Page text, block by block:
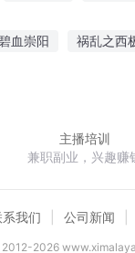
血崇阳 祸乱之西
主播培训
兼职副业，兴趣赚
系我们 公司新闻
2026